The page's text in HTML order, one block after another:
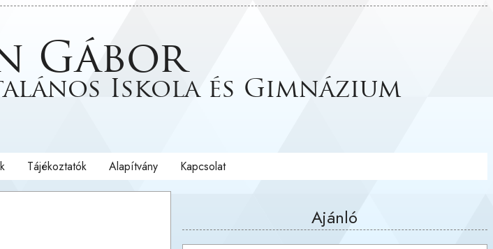
Gábor
Iskola és Gimnázium
Tájékoztatók Alapítvány Kapcsolat
Ajánló